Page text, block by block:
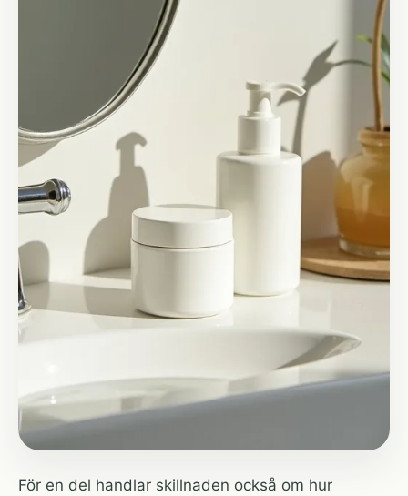
För en del handlar skillnaden också om hur